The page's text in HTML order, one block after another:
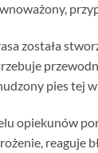
została
pies tej
opiekunów
reaguje